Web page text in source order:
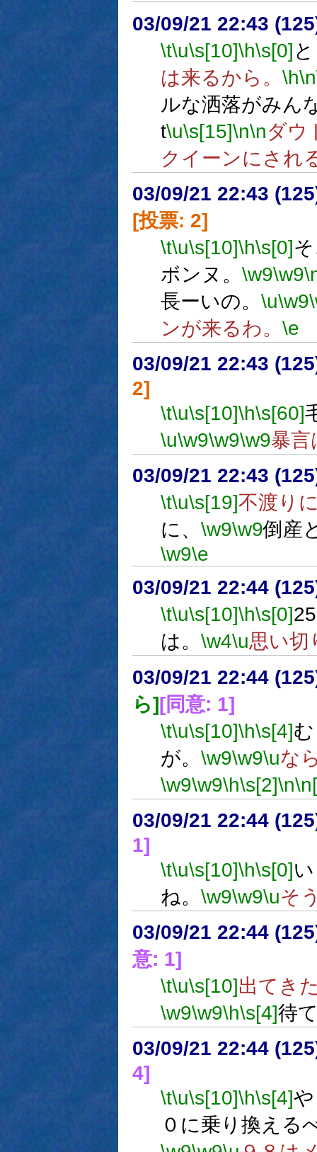
03/09/21 22:43
\t\u\s[10]\h\s[0]
は来るから。 \h\n
ルな洒落がみん
t\u\s[15]\n\nダウ
クイーンにされ
03/09/21 22:43
[投票: 2]
\t\u\s[10]\h\s[0]
ボンヌ。 \w9\w9
長ーいの。 \u\w9
ンが来るわ。 \e
03/09/21 22:43
2]
\t\u\s[10]\h\s[60]
\u\w9\w9\w9暴言
03/09/21 22:43
\t\u\s[19]不渡り
に、 \w9\w9倒産
\w9\e
03/09/21 22:44
\t\u\s[10]\h\s[0]
は。 \w4\u思い切
03/09/21 22:44
ら][同意: 1]
\t\u\s[10]\h\s[4]
が。 \w9\w9\uな
\w9\w9\h\s[2]\n
03/09/21 22:44
1]
\t\u\s[10]\h\s[0]
ね。 \w9\w9\uそ
03/09/21 22:44
意: 1]
\t\u\s[10]出てき
\w9\w9\h\s[4]待
03/09/21 22:44
4]
\t\u\s[10]\h\s[4]
０に乗り換える